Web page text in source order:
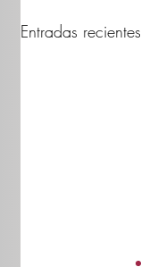
Entradas recientes